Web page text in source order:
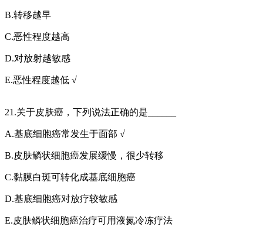
B.转移越早
C.恶性程度越高
D.对放射越敏感
E.恶性程度越低 √
21.关于皮肤癌，下列说法正确的是______
A.基底细胞癌常发生于面部 √
B.皮肤鳞状细胞癌发展缓慢，很少转移
C.黏膜白斑可转化成基底细胞癌
D.基底细胞癌对放疗较敏感
E.皮肤鳞状细胞癌治疗可用液氮冷冻疗法